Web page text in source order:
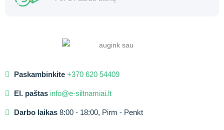
Paskambinkite +370 620 54409
El. paštas info@e-siltnamiai.lt
Darbo laikas 8:00 - 18:00, Pirm - Penkt